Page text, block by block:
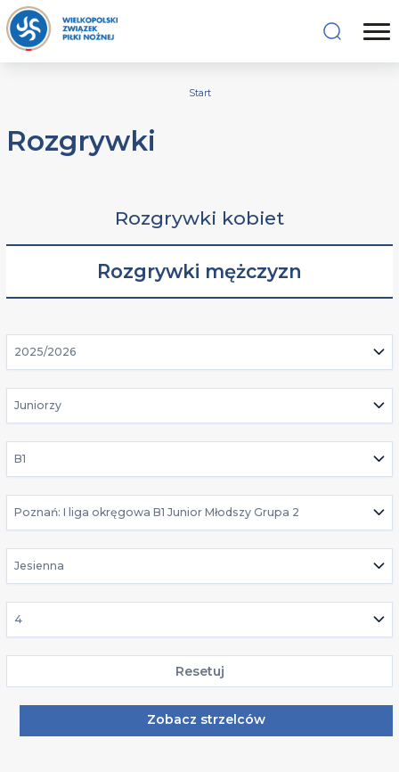
Start
Rozgrywki
Rozgrywki kobiet
Rozgrywki mężczyzn
2025/2026
Juniorzy
B1
Poznań: I liga okręgowa B1 Junior Młodszy Grupa 2
Jesienna
4
Resetuj
Zobacz strzelców